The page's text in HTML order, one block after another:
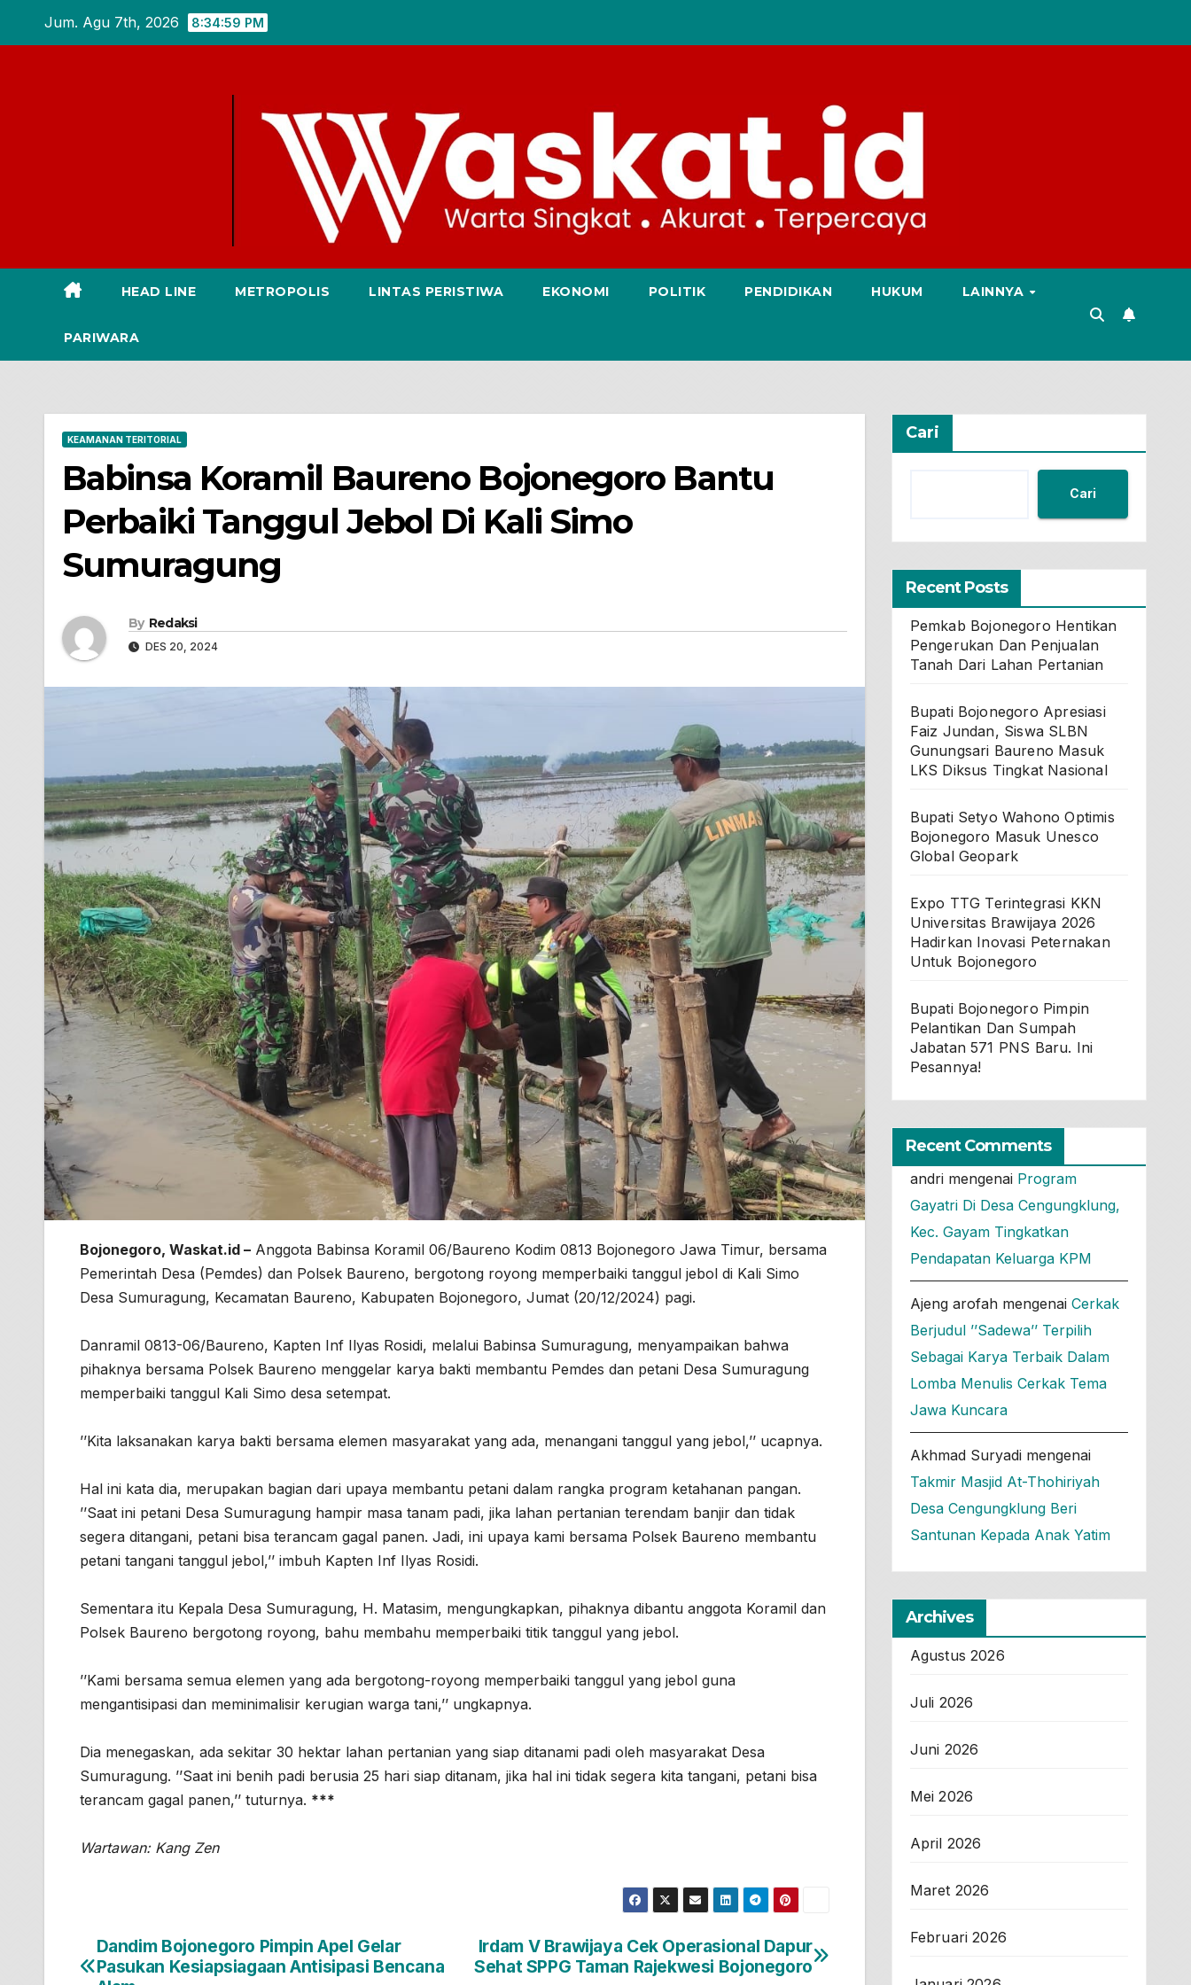
Jum. Agu 7th, 2026 8:35:00 PM
HEAD LINE METROPOLIS LINTAS PERISTIWA EKONOMI POLITIK PENDIDIKAN HUKUM LAINNYA
PARIWARA
KEAMANAN TERITORIAL
Babinsa Koramil Baureno Bojonegoro Bantu
Perbaiki Tanggul Jebol Di Kali Simo
Sumuragung
By Redaksi
DES 20, 2024
Bojonegoro, Waskat.id – Anggota Babinsa Koramil 06/Baureno Kodim 0813 Bojonegoro Jawa Timur, bersama
Pemerintah Desa (Pemdes) dan Polsek Baureno, bergotong royong memperbaiki tanggul jebol di Kali Simo
Desa Sumuragung, Kecamatan Baureno, Kabupaten Bojonegoro, Jumat (20/12/2024) pagi.
Danramil 0813-06/Baureno, Kapten Inf Ilyas Rosidi, melalui Babinsa Sumuragung, menyampaikan bahwa
pihaknya bersama Polsek Baureno menggelar karya bakti membantu Pemdes dan petani Desa Sumuragung
memperbaiki tanggul Kali Simo desa setempat.
’’Kita laksanakan karya bakti bersama elemen masyarakat yang ada, menangani tanggul yang jebol,’’ ucapnya.
Hal ini kata dia, merupakan bagian dari upaya membantu petani dalam rangka program ketahanan pangan.
’’Saat ini petani Desa Sumuragung hampir masa tanam padi, jika lahan pertanian terendam banjir dan tidak
segera ditangani, petani bisa terancam gagal panen. Jadi, ini upaya kami bersama Polsek Baureno membantu
petani tangani tanggul jebol,’’ imbuh Kapten Inf Ilyas Rosidi.
Sementara itu Kepala Desa Sumuragung, H. Matasim, mengungkapkan, pihaknya dibantu anggota Koramil dan
Polsek Baureno bergotong royong, bahu membahu memperbaiki titik tanggul yang jebol.
’’Kami bersama semua elemen yang ada bergotong-royong memperbaiki tanggul yang jebol guna
mengantisipasi dan meminimalisir kerugian warga tani,’’ ungkapnya.
Dia menegaskan, ada sekitar 30 hektar lahan pertanian yang siap ditanami padi oleh masyarakat Desa
Sumuragung. ’’Saat ini benih padi berusia 25 hari siap ditanam, jika hal ini tidak segera kita tangani, petani bisa
terancam gagal panen,’’ tuturnya. ***
Wartawan: Kang Zen
Navigasi
Irdam V Brawijaya Cek Operasional Dapur
Sehat SPPG Taman Rajekwesi Bojonegoro
Dandim Bojonegoro Pimpin Apel Gelar
Pasukan Kesiapsiagaan Antisipasi Bencana
Cari
Cari
Recent Posts
Pemkab Bojonegoro Hentikan
Pengerukan Dan Penjualan
Tanah Dari Lahan Pertanian
Bupati Bojonegoro Apresiasi
Faiz Jundan, Siswa SLBN
Gunungsari Baureno Masuk
LKS Diksus Tingkat Nasional
Bupati Setyo Wahono Optimis
Bojonegoro Masuk Unesco
Global Geopark
Expo TTG Terintegrasi KKN
Universitas Brawijaya 2026
Hadirkan Inovasi Peternakan
Untuk Bojonegoro
Bupati Bojonegoro Pimpin
Pelantikan Dan Sumpah
Jabatan 571 PNS Baru. Ini
Pesannya!
Recent Comments
andrimengenai Program
Gayatri Di Desa Cengungklung,
Kec. Gayam Tingkatkan
Pendapatan Keluarga KPM
Ajeng arofahmengenai Cerkak
Berjudul ’’Sadewa’’ Terpilih
Sebagai Karya Terbaik Dalam
Lomba Menulis Cerkak Tema
Jawa Kuncara
Akhmad Suryadimengenai
Takmir Masjid At-Thohiriyah
Desa Cengungklung Beri
Santunan Kepada Anak Yatim
Archives
Agustus 2026
Juli 2026
Juni 2026
Mei 2026
April 2026
Maret 2026
Februari 2026